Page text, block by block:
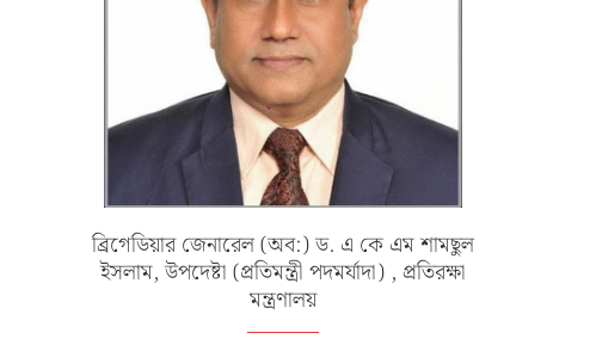
ব্রিগেডিয়ার জেনারেল (অব:) ড. এ কে এম শামছুল
ইসলাম, উপদেষ্টা (প্রতিমন্ত্রী পদমর্যাদা) , প্রতিরক্ষা
মন্ত্রণালয়